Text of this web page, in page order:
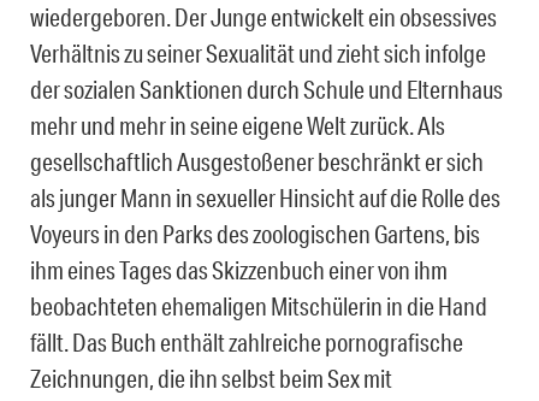
wiedergeboren. Der Junge entwickelt ein obsessives
Verhältnis zu seiner Sexualität und zieht sich infolge
der sozialen Sanktionen durch Schule und Elternhaus
mehr und mehr in seine eigene Welt zurück. Als
gesellschaftlich Ausgestoßener beschränkt er sich
als junger Mann in sexueller Hinsicht auf die Rolle des
Voyeurs in den Parks des zoologischen Gartens, bis
ihm eines Tages das Skizzenbuch einer von ihm
beobachteten ehemaligen Mitschülerin in die Hand
fällt. Das Buch enthält zahlreiche pornografische
Zeichnungen, die ihn selbst beim Sex mit